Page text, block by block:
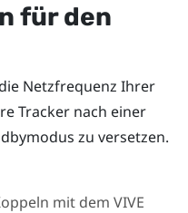
für den
Netzfrequenz Ihrer
Tracker nach einer
zu versetzen.
mit dem VIVE